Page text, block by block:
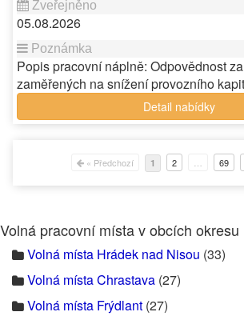
05.08.2026
Popis pracovní náplně: Odpovědnost
zaměřených na snížení provozního
Detail nabídky
« Předchozí 1 2 69
Volná pracovní místa v obcích okresu
Volná místa Hrádek nad Nisou (33)
Volná místa Chrastava (27)
Volná místa Frýdlant (27)